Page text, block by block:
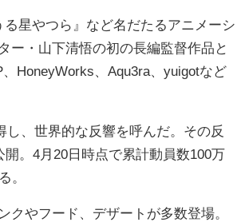
星やつら』など名だたるアニメーシ
ー・山下清悟の初の長編監督作品と
HoneyWorks、Aqu3ra、yuigotなど
、世界的な反響を呼んだ。その反
。4月20日時点で累計動員数100万
。
やフード、デザートが多数登場。